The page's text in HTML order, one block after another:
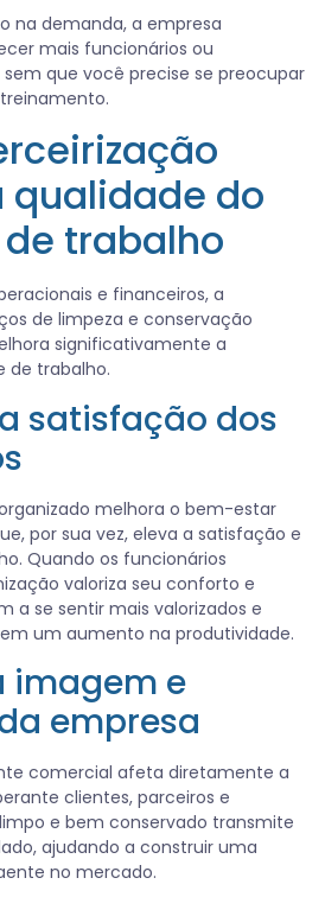
na demanda, a empresa
mais funcionários ou
que você precise se preocupar
qualidade do
trabalho
e financeiros, a
de limpeza e conservação
significativamente a
de trabalho.
satisfação dos
melhora o bem-estar
por sua vez, eleva a satisfação e
Quando os funcionários
valoriza seu conforto e
a se sentir mais valorizados e
um aumento na produtividade.
imagem e
empresa
comercial afeta diretamente a
clientes, parceiros e
e bem conservado transmite
ajudando a construir uma
no mercado.